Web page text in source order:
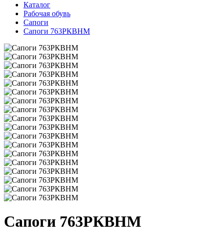
Каталог
Рабочая обувь
Сапоги
Сапоги 763РКВНМ
Сапоги 763РКВНМ